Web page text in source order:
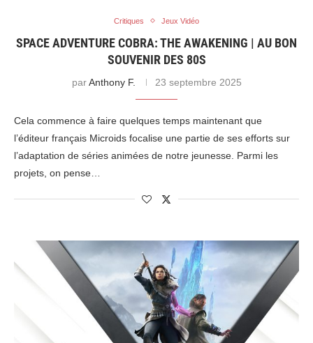
Critiques Jeux Vidéo
SPACE ADVENTURE COBRA: THE AWAKENING | AU BON
SOUVENIR DES 80S
parAnthony F. 23 septembre 2025
Cela commence à faire quelques temps maintenant que
l’éditeur français Microids focalise une partie de ses efforts sur
l’adaptation de séries animées de notre jeunesse. Parmi les
projets, on pense…